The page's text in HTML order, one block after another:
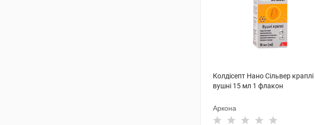
Колдісепт Нано Сільвер краплі
вушні 15 мл 1 флакон
Аркона